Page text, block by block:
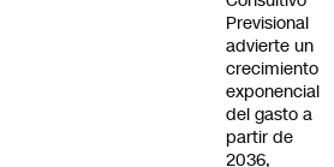
Previsional
advierte un
crecimiento
exponencial
del gasto a
partir de
2036,